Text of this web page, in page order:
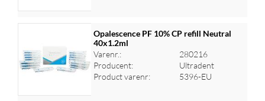
Log ind for at se priser
Opalescence PF 10% CP refill Neutral
40x1.2ml
Varenr.:
280216
Producent:
Ultradent
Product varenr:
5396-EU